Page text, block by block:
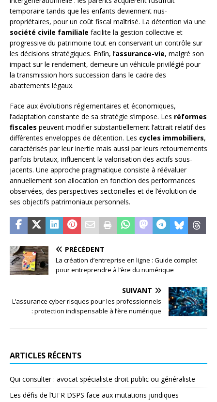
temporaire tandis que les enfants deviennent nus-
propriétaires, pour un coût fiscal maîtrisé. La détention via une
société civile familiale facilite la gestion collective et
progressive du patrimoine tout en conservant un contrôle sur
les décisions stratégiques. Enfin, l’assurance-vie, malgré son
impact sur le rendement, demeure un véhicule privilégié pour
la transmission hors succession dans le cadre des
abattements légaux.
Face aux évolutions réglementaires et économiques,
l’adaptation constante de sa stratégie s’impose. Les réformes
fiscales peuvent modifier substantiellement l’attrait relatif des
différentes enveloppes de détention. Les cycles immobiliers,
caractérisés par leur inertie mais aussi par leurs retournements
parfois brutaux, influencent la valorisation des actifs sous-
jacents. Une approche pragmatique consiste à réévaluer
annuellement son allocation en fonction des performances
observées, des perspectives sectorielles et de l’évolution de
ses objectifs patrimoniaux personnels.
PRÉCÉDENT
La création d’entreprise en ligne : Guide complet
pour entreprendre à l’ère du numérique
SUIVANT
L’assurance cyber risques pour les professionnels
: protection indispensable à l’ère numérique
ARTICLES RÉCENTS
Qui consulter : avocat spécialiste droit public ou généraliste
Les défis de l’UFR DSPS face aux mutations juridiques